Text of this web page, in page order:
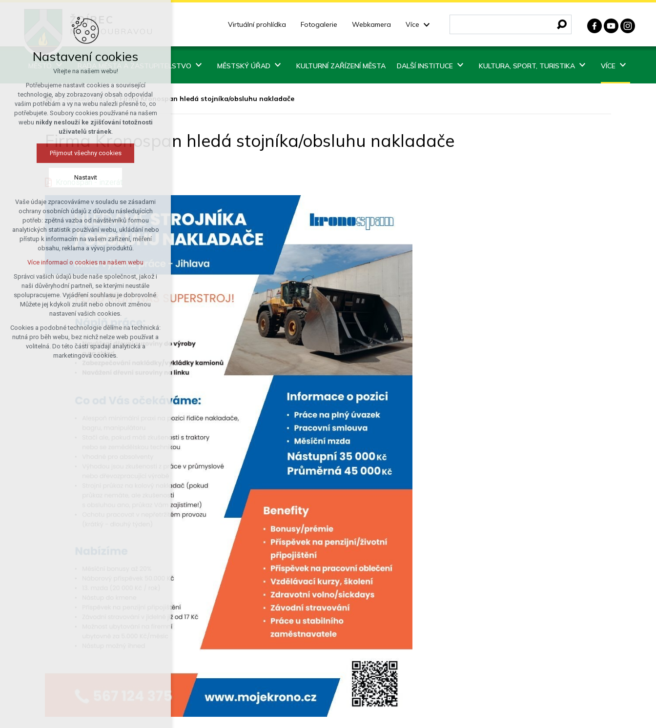
ŽDÍREC
NAD DOUBRAVOU
Virtuální prohlídka Fotogalerie Webkamera Více
RADA MĚSTA A ZASTUPITELSTVO MĚSTSKÝ ÚŘAD KULTURNÍ ZAŘÍZENÍ MĚSTA DALŠÍ INSTITUCE KULTURA, SPORT, TURISTIKA VÍCE
Nabídky práce Firma Kronospan hledá stojníka/obsluhu nakladače
Firma Kronospan hledá stojníka/obsluhu nakladače
Kronospan - inzerát
Nastavení cookies
Vítejte na našem webu!
Potřebujeme nastavit cookies a související
technologie, aby zobrazovaný obsah odpovídal
vašim potřebám a vy na webu nalezli přesně to, co
potřebujete. Soubory cookies používané na našem
webu nikdy neslouží ke zjišťování totožnosti
uživatelů stránek.
Přijmout všechny cookies
Nastavit
Technická cookies
nutná pro provozování webu
udržení kontextu stránek (session):
případná přihlášení, volby jazyka, apod.
Volitelná cookies
analytická pro anonymizované
vyhodnocení návštěvnosti
marketingová cookies (Google)
Více informací o cookies na našem webu
Přijmout všechny cookies
Odmítnout vše
Vaše údaje zpracováváme v souladu se zásadami
ochrany osobních údajů z důvodu následujících
potřeb: zpětná vazba od návštěvníků formou
analytických statistik používání webu, ukládání nebo
přístup k informacím na vašem zařízení, měření
obsahu, reklama a vývoj produktů.
Více informací o cookies na našem webu
Správci vašich údajů bude naše společnost, jakož i
naši důvěryhodní partneři, se kterými neustále
spolupracujeme. Vyjádření souhlasu je dobrovolné.
Můžete jej kdykoli zrušit nebo obnovit změnou
nastavení vašich cookies.
Cookies a podobné technologie dělíme na technická:
nutná pro běh webu, bez nichž nelze web používat a
volitelná. Do této části spadají analytická a
marketingová cookies.